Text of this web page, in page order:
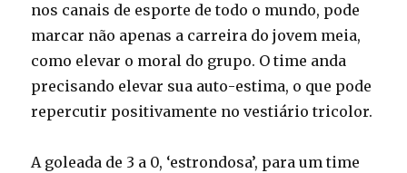
nos canais de esporte de todo o mundo, pode
marcar não apenas a carreira do jovem meia,
como elevar o moral do grupo. O time anda
precisando elevar sua auto-estima, o que pode
repercutir positivamente no vestiário tricolor.
A goleada de 3 a 0, ‘estrondosa’, para um time